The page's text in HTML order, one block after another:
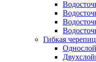
Гибкая